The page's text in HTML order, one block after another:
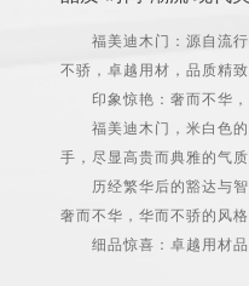
福美迪木门：源自流行
不骄，卓越用材，品质精
印象惊艳：奢而不华，
福美迪木门，米白色的
手，尽显高贵而典雅的气质
历经繁华后的豁达与智
奢而不华，华而不骄的风
细品惊喜：卓越用材品